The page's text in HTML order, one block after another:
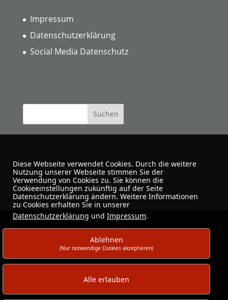
Impressum
Datenschutzerklärung
Social Media Datenschutz
Urban Sketchers Dortmund
Diese Webseite verwendet Cookies. Durch die weitere
Nutzung unserer Webseite stimmen Sie der
Verwendung von Cookies zu. Sie können die
Cookieeinstellungen zukünftig auf der Seite
Datenschutzerklärung ändern. Weitere Informationen
zu Cookies erhalten Sie in unserer
Datenschutzerklärung und Impressum.
Ablehnen
(Nur notwendige Cookies akzeptieren)
Alle erlauben